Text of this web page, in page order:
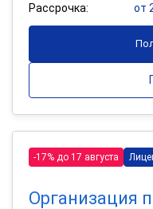
Рассрочка:
от
-17% до 17 августа
Организация